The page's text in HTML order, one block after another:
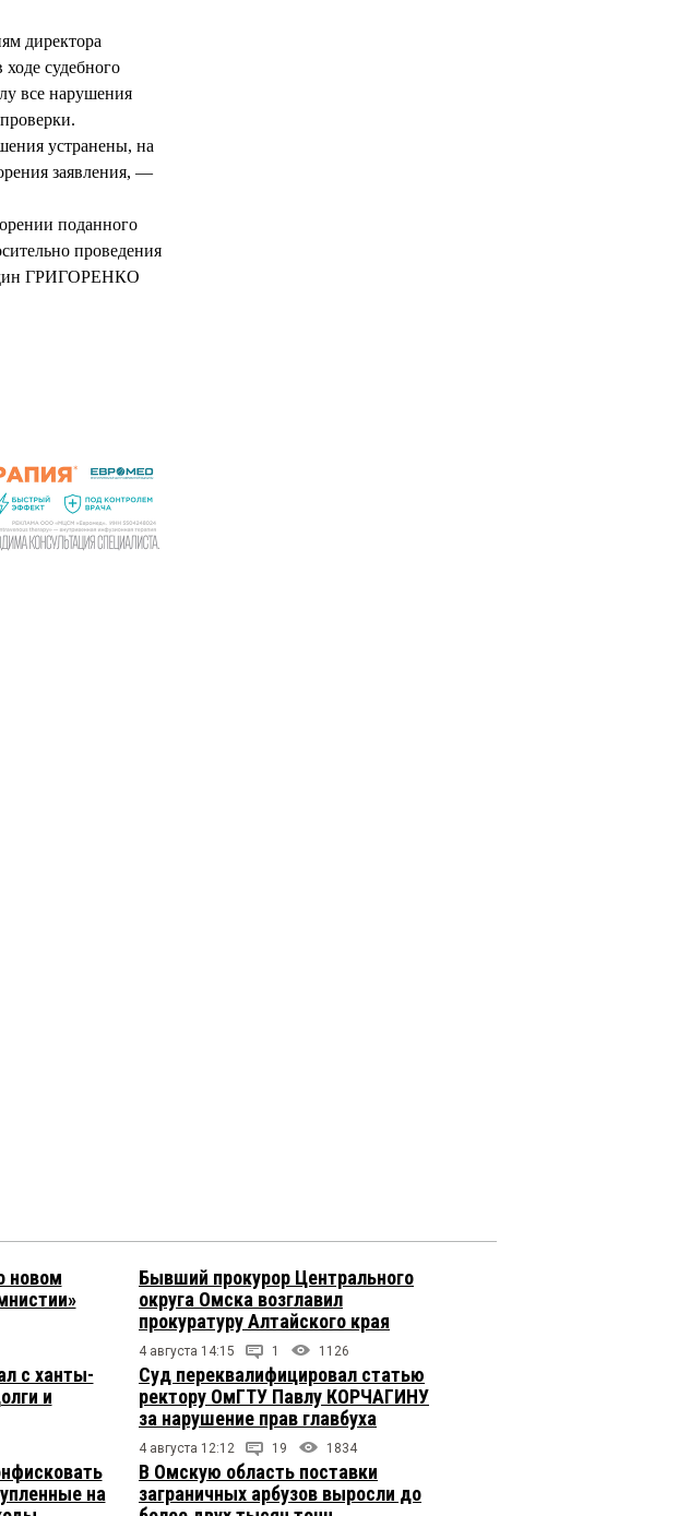
директора
судебного
все нарушения
устранены, на
заявления, —
поданного
проведения
ГРИГОРЕНКО
новом
с ханты-
и
на
Бывший прокурор Центрального
округа Омска возглавил
прокуратуру Алтайского края
4 августа 14:15 1 1126
Суд переквалифицировал статью
ректору ОмГТУ Павлу КОРЧАГИНУ
за нарушение прав главбуха
4 августа 12:12 19 1834
В Омскую область поставки
заграничных арбузов выросли до